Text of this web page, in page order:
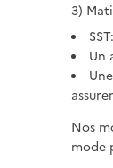
3)
Un
Nos
mode